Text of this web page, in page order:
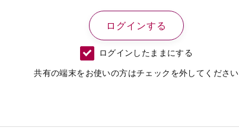
ログインしたままにする
共有の端末をお使いの方はチェックを外してください